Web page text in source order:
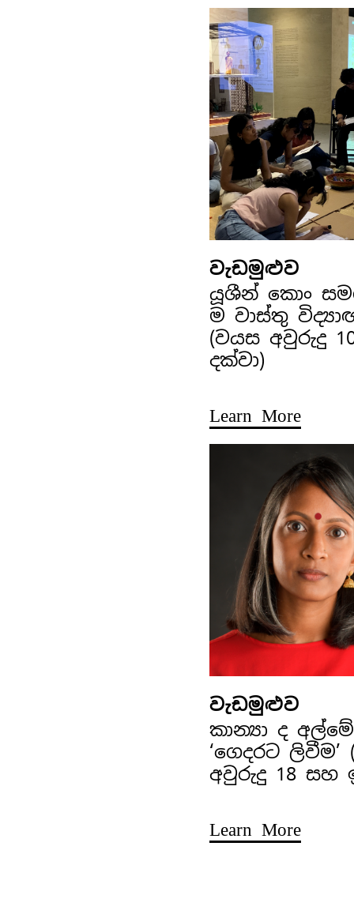
වැඩමුළුව
යූශීන් කොං
ම වාස්තු
(වයස අවුරුදු
දක්වා)
Learn More
වැඩමුළුව
කාන්‍යා ද
‘ගෙදරට ලිවීම’
අවුරුදු 18 සහ
Learn More